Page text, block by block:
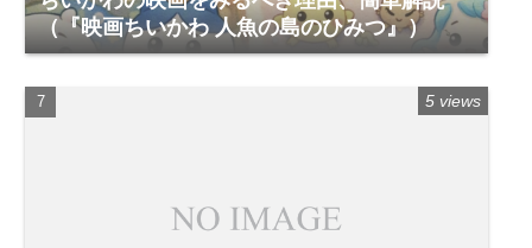
（『映画ちいかわ 人魚の島のひみつ』）
5 views